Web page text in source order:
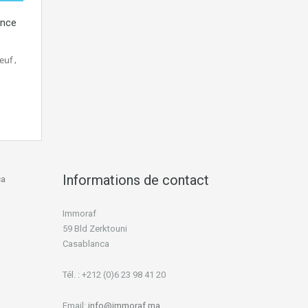
,
Informations de contact
Immoraf
59 Bld Zerktouni
Casablanca
Tél. : +212 (0)6 23 98 41 20
Email: info@immoraf.ma